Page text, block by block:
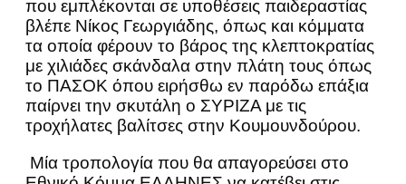
που εμπλέκονται σε υποθέσεις παιδεραστίας
βλέπε Νίκος Γεωργιάδης, όπως και κόμματα
τα οποία φέρουν το βάρος της κλεπτοκρατίας
με χιλιάδες σκάνδαλα στην πλάτη τους όπως
το ΠΑΣΟΚ όπου ειρήσθω εν παρόδω επάξια
παίρνει την σκυτάλη ο ΣΥΡΙΖΑ με τις
τροχήλατες βαλίτσες στην Κουμουνδούρου.
Μία τροπολογία που θα απαγορεύσει στο